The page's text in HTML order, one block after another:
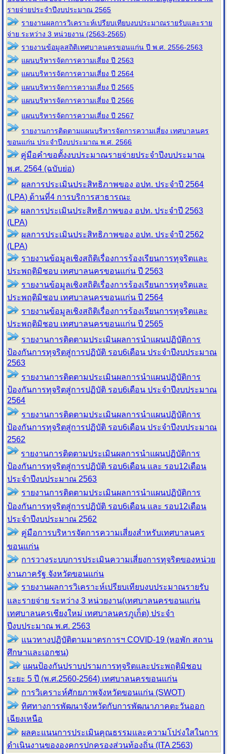
รายจ่ายประจำปีงบประมาณ 2565
รายงานผลการวิเคราะห์เปรียบเทียบงบประมาณรายรับและราย
จ่าย ระหว่าง 3 หน่วยงาน (2563-2565)
รายงานข้อมูลสถิติเทศบาลนครขอนแก่น ปี พ.ศ. 2556-2563
แผนบริหารจัดการความเสี่ยง ปี 2563
แผนบริหารจัดการความเสี่ยง ปี 2564
แผนบริหารจัดการความเสี่ยง ปี 2565
แผนบริหารจัดการความเสี่ยง ปี 2566
แผนบริหารจัดการความเสี่ยง ปี 2567
รายงานการติดตามแผนบริหารจัดการความเสี่ยง เทศบาลนคร
ขอนแก่น ประจำปีงบประมาณ พ.ศ. 2566
คู่มือคำขอตั้งงบประมาณรายจ่ายประจำปีงบประมาณ
พ.ศ. 2564 (ฉบับย่อ)
ผลการประเมินประสิทธิภาพของ อปท. ประจำปี 2564
(LPA) ด้านที่4 การบริการสาธารณะ
ผลการประเมินประสิทธิภาพของ อปท. ประจำปี 2563
(LPA)
ผลการประเมินประสิทธิภาพของ อปท. ประจำปี 2562
(LPA)
รายงานข้อมูลเชิงสถิติเรื่องการร้องเรียนการทุจริตและ
ประพฤติมิชอบ เทศบาลนครขอนแก่น ปี 2563
รายงานข้อมูลเชิงสถิติเรื่องการร้องเรียนการทุจริตและ
ประพฤติมิชอบ เทศบาลนครขอนแก่น ปี 2564
รายงานข้อมูลเชิงสถิติเรื่องการร้องเรียนการทุจริตและ
ประพฤติมิชอบ เทศบาลนครขอนแก่น ปี 2565
รายงานการติดตามประเมินผลการนำแผนปฏิบัติการ
ป้องกันการทุจริตสู่การปฏิบัติ รอบ6เดือน ประจำปีงบประมาณ
2563
รายงานการติดตามประเมินผลการนำแผนปฏิบัติการ
ป้องกันการทุจริตสู่การปฏิบัติ รอบ6เดือน ประจำปีงบประมาณ
2564
รายงานการติดตามประเมินผลการนำแผนปฏิบัติการ
ป้องกันการทุจริตสู่การปฏิบัติ รอบ6เดือน ประจำปีงบประมาณ
2562
รายงานการติดตามประเมินผลการนำแผนปฏิบัติการ
ป้องกันการทุจริตสู่การปฏิบัติ รอบ6เดือน และ รอบ12เดือน
ประจำปีงบประมาณ 2563
รายงานการติดตามประเมินผลการนำแผนปฏิบัติการ
ป้องกันการทุจริตสู่การปฏิบัติ รอบ6เดือน และ รอบ12เดือน
ประจำปีงบประมาณ 2562
คู่มือการบริหารจัดการความเสี่ยงสำหรับเทศบาลนคร
ขอนแก่น
การวางระบบการประเมินความเสี่ยงการทุจริตของหน่วย
งานภาครัฐ จังหวัดขอนแก่น
รายงานผลการวิเคราะห์เปรียบเทียบงบประมาณรายรับ
และรายจ่าย ระหว่าง 3 หน่วยงาน(เทศบาลนครขอนแก่น
เทศบาลนครเชียงใหม่ เทศบาลนครภูเก็ต) ประจำ
ปีงบประมาณ พ.ศ. 2563
แนวทางปฏิบัติตามมาตรการฯ COVID-19 (หอพัก สถาน
ศึกษาและเอกชน)
แผนป้องกันปราบปรามการทุจริตและประพฤติมิชอบ
ระยะ 5 ปี (พ.ศ.2560-2564) เทศบาลนครขอนแก่น
การวิเคราะห์ศักยภาพจังหวัดขอนแก่น (SWOT)
ทิศทางการพัฒนาจังหวัดกับการพัฒนาภาคตะวันออก
เฉียงเหนือ
ผลคะแนนการประเมินคุณธรรมและความโปร่งใสในการ
ดำเนินงานขององคกรปกครองส่วนท้องถิ่น (ITA 2563)